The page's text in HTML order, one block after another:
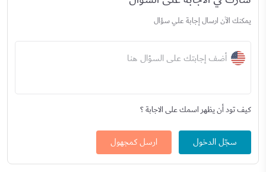
يمكنك الآن ارسال إجابة علي سؤال
أضف إجابتك على السؤال هنا
كيف تود أن يظهر اسمك على الاجابة ؟
سجّل الدخول ارسل كمجهول